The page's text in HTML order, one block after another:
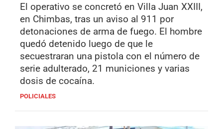
El operativo se concretó en Villa Juan XXIII,
en Chimbas, tras un aviso al 911 por
detonaciones de arma de fuego. El hombre
quedó detenido luego de que le
secuestraran una pistola con el número de
serie adulterado, 21 municiones y varias
dosis de cocaína.
POLICIALES